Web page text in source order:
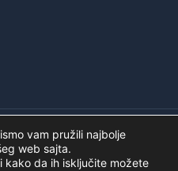
A.K. STOJANOV
ponudu na
vam pružili najbolje
web sajta.
kako da ih isključite možete